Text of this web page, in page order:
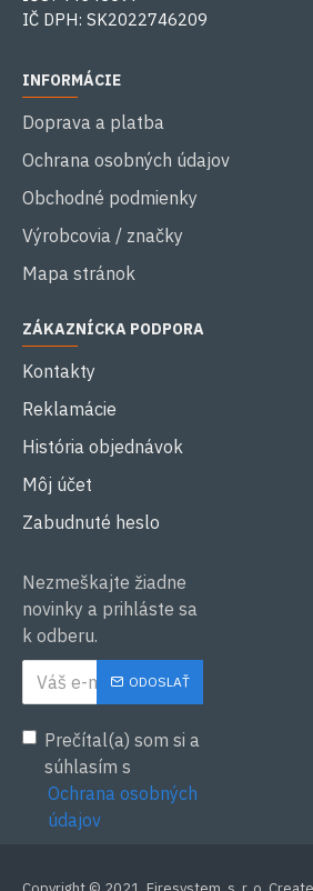
IČ DPH: SK2022746209
INFORMÁCIE
Doprava a platba
Ochrana osobných údajov
Obchodné podmienky
Výrobcovia / značky
Mapa stránok
ZÁKAZNÍCKA PODPORA
Kontakty
Reklamácie
História objednávok
Môj účet
Zabudnuté heslo
Nezmeškajte žiadne
novinky a prihláste sa
k odberu.
ODOSLAŤ
Prečítal(a) som si a
súhlasím s
Ochrana osobných
údajov